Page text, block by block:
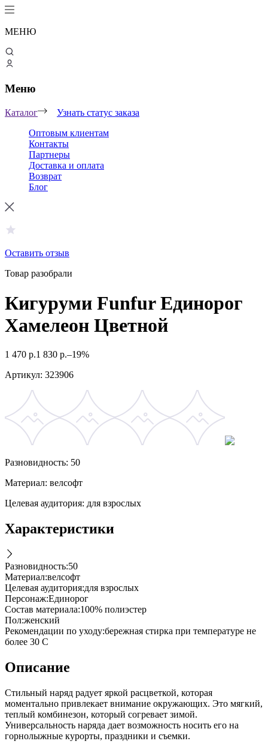
МЕНЮ
Меню
Каталог
Узнать статус заказа
Оптовым клиентам
Контакты
Партнеры
Доставка и оплата
Возврат
Блог
Оставить отзыв
Товар разобрали
Кигуруми Funfur Единорог
Хамелеон Цветной
1 470 р.1 830 р.–19%
Артикул: 323906
Разновидность: 50
Материал: велсофт
Целевая аудитория: для взрослых
Характеристики
Разновидность:50
Материал:велсофт
Целевая аудитория:для взрослых
Персонаж:Единорог
Состав материала:100% полиэстер
Пол:женский
Рекомендации по уходу:бережная стирка при температуре не
более 30 С
Описание
Стильный наряд радует яркой расцветкой, которая
моментально привлекает внимание окружающих. Это мягкий,
теплый комбинезон, который согревает зимой.
Универсальность наряда дает возможность носить его на
горнолыжные курорты, праздники и съемки.